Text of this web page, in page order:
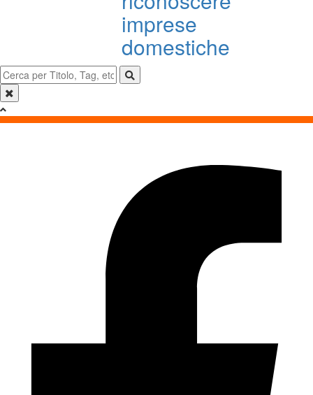
imprese
domestiche